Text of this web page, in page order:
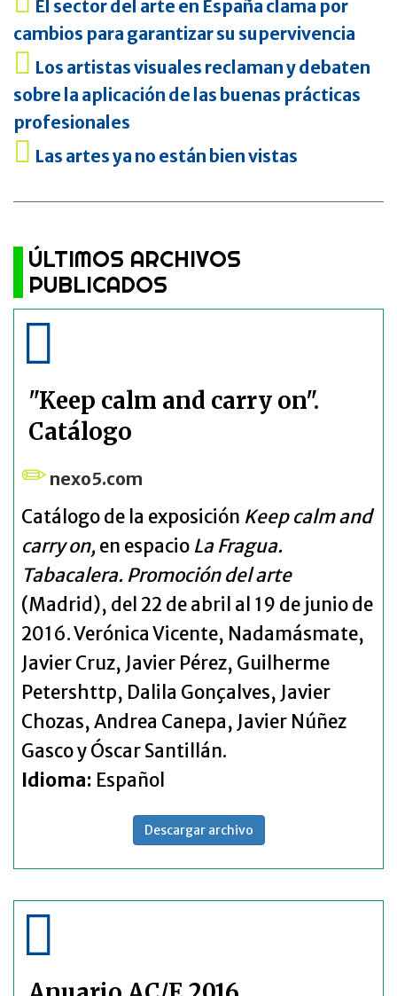
El sector del arte en España clama por
cambios para garantizar su supervivencia
Los artistas visuales reclaman y debaten
sobre la aplicación de las buenas prácticas
profesionales
Las artes ya no están bien vistas
ÚLTIMOS ARCHIVOS
PUBLICADOS
"Keep calm and carry on".
Catálogo
nexo5.com
Catálogo de la exposición Keep calm and
carry on, en espacio La Fragua.
Tabacalera. Promoción del arte
(Madrid), del 22 de abril al 19 de junio de
2016. Verónica Vicente, Nadamásmate,
Javier Cruz, Javier Pérez, Guilherme
Petershttp, Dalila Gonçalves, Javier
Chozas, Andrea Canepa, Javier Núñez
Gasco y Óscar Santillán.
Idioma: Español
Descargar archivo